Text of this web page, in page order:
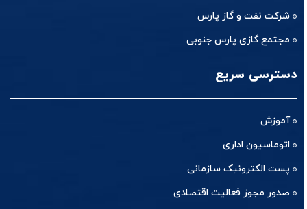
شرکت نفت و گاز پارس
مجتمع گازی پارس جنوبی
دسترسی سریع
آموزش
اتوماسیون اداری
پست الکترونیک سازمانی
صدور مجوز فعالیت اقتصادی